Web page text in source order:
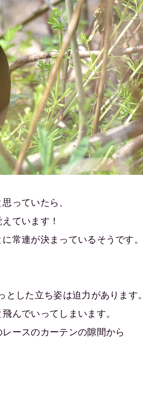
っていたら、
ています！
常連が決まっているそうです。
した立ち姿は迫力があります。
んでいってしまいます。
ースのカーテンの隙間から